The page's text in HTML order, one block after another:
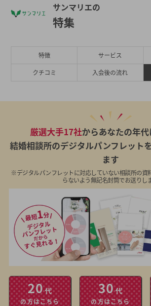
サンマリエの
特集
特徴 サービス
クチコミ 入会後の流れ
厳選大手17社からあなたの年
結婚相談所のデジタルパンフレットを
ます
※デジタルパンフレットに対応していない相談所の資
らないよう無記名封筒でお送りし
20代
の方はこちら
30代
の方はこちら